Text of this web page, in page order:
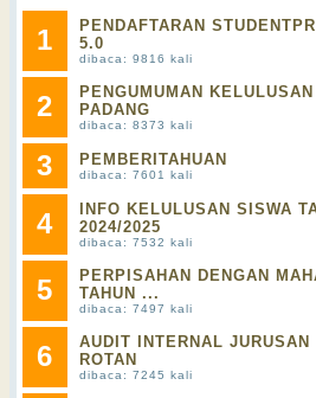
1
PENDAFTARAN
5.0
dibaca: 9816 kali
2
PENGUMUMAN
PADANG
dibaca: 8373 kali
3 PEMBERITAHUAN
dibaca: 7601 kali
4
INFO KELULUSAN SISWA
2024/2025
dibaca: 7532 kali
5
PERPISAHAN DENGAN
TAHUN ...
dibaca: 7497 kali
6
AUDIT INTERNAL JURUSAN
ROTAN
dibaca: 7245 kali